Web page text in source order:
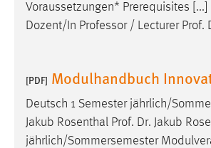
Voraussetzungen* Prerequisites
Dozent/In Professor/ Lecturer Prof.
[PDF] Modulhandbuch
Deutsch 1 Semester jährlich/
Jakub Rosenthal Prof. Dr. Jakub
jährlich/Sommersemester
Cookie Laufzeit:
MibewSessionID,
style-
Login
Name: fe_user, be_user,